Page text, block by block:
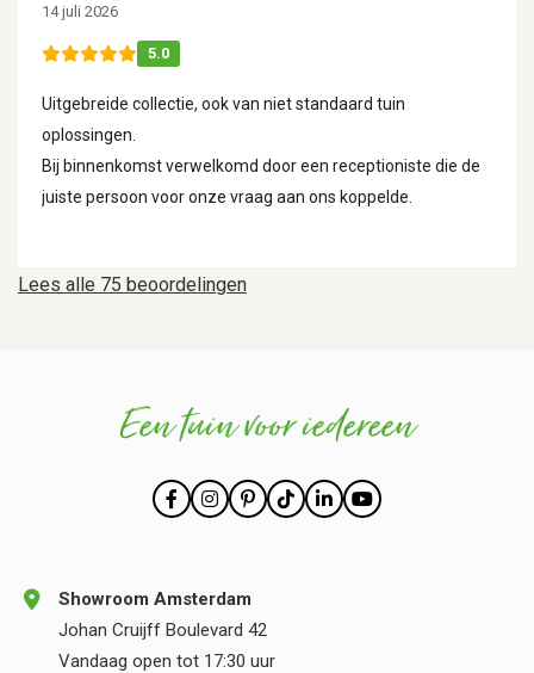
Lees alle 75 beoordelingen
14 juli 2026
5.0
Uitgebreide collectie, ook van niet standaard tuin
oplossingen.
Bij binnenkomst verwelkomd door een receptioniste die de
juiste persoon voor onze vraag aan ons koppelde.
Een tuin voor iedereen
Showroom Amsterdam
Johan Cruijff Boulevard 42
Vandaag open tot 17:30 uur